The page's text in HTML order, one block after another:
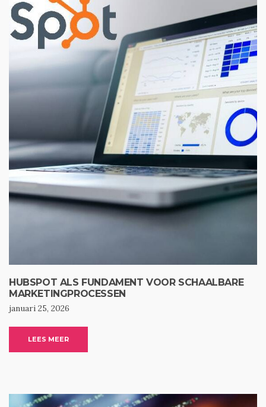
HUBSPOT ALS FUNDAMENT VOOR SCHAALBARE
MARKETINGPROCESSEN
januari 25, 2026
LEES MEER